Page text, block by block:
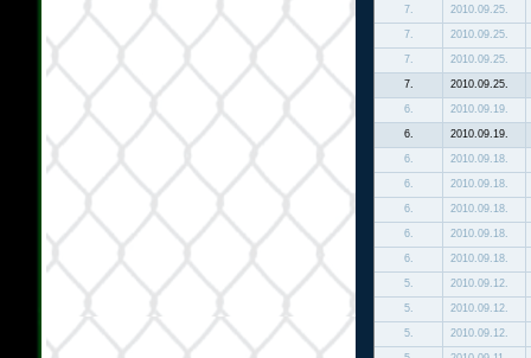
7. 2010.09.25.
7. 2010.09.25.
7. 2010.09.25.
7. 2010.09.25.
6. 2010.09.19.
6. 2010.09.19.
6. 2010.09.18.
6. 2010.09.18.
6. 2010.09.18.
6. 2010.09.18.
6. 2010.09.18.
5. 2010.09.12.
5. 2010.09.12.
5. 2010.09.12.